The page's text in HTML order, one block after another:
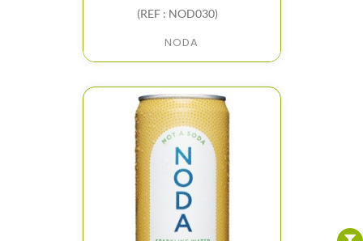
(REF : NOD030)
NODA